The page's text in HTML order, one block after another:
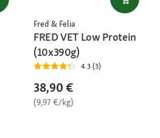
Fred & Felia
FRED VET Low Protein
(10x390g)
4.3 (3)
38,90 €
(9,97 €/kg)